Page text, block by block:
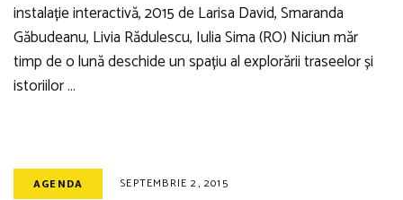
instalație interactivă, 2015 de Larisa David, Smaranda
Găbudeanu, Livia Rădulescu, Iulia Sima (RO) Niciun măr
timp de o lună deschide un spațiu al explorării traseelor și
istoriilor …
AGENDA SEPTEMBRIE 2, 2015